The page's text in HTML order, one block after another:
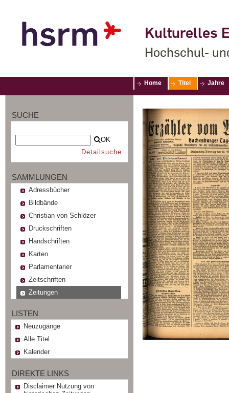
Kulturelles
Hochschul-
Home Titel Jahre
SUCHE
OK
Detailsuche
SAMMLUNGEN
Adressbücher
Bildbände
Christian von Schlözer
Druckschriften
Handschriften
Karten
Parlamentarier
Zeitschriften
Zeitungen
LISTEN
Neuzugänge
Alle Titel
Kalender
DIREKTE LINKS
Disclaimer Nutzung von